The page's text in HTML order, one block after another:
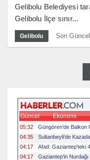
Gelibolu Belediyesi
Gelibolu İlçe sınır...
Gelibolu Son